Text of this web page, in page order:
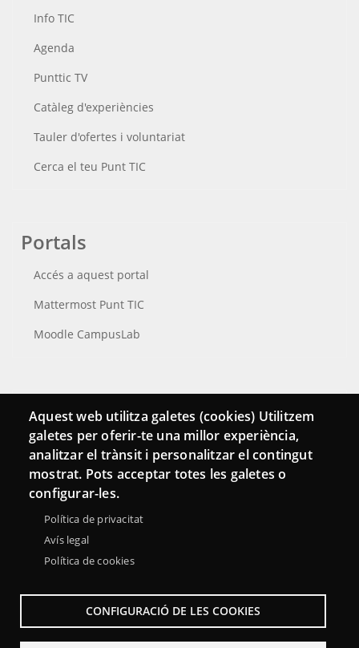
Info TIC
Agenda
Punttic TV
Catàleg d'experiències
Tauler d'ofertes i voluntariat
Cerca el teu Punt TIC
Portals
Accés a aquest portal
Mattermost Punt TIC
Moodle CampusLab
Connecta
Bustia de contacte
Butlletins
Aquest web utilitza galetes (cookies) Utilitzem
galetes per oferir-te una millor experiència,
analitzar el trànsit i personalitzar el contingut
mostrat. Pots acceptar totes les galetes o
configurar-les.
Política de privacitat
Avís legal
Política de cookies
CONFIGURACIÓ DE LES COOKIES